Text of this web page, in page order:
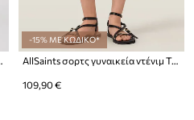
-15% ΜΕ ΚΩΔΙΚΟ*
AllSaints σορτς γυναικεία ντένιμ TAY
109,90 €